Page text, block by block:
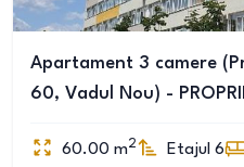
Apartament 3 camere
60, Vadul Nou) -
60.00 m2 Etajul 6